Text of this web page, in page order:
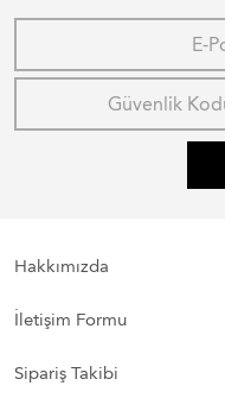
Hakkımızda
İletişim Formu
Sipariş Takibi